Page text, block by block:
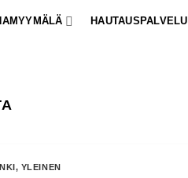
HAUTAUSPALVELU
, YLEINEN